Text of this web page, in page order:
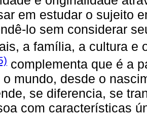
em estudar o sujeito
lo sem considerar
a família, a cultura e
complementa que é a
o mundo, desde o
se diferencia, se
com características